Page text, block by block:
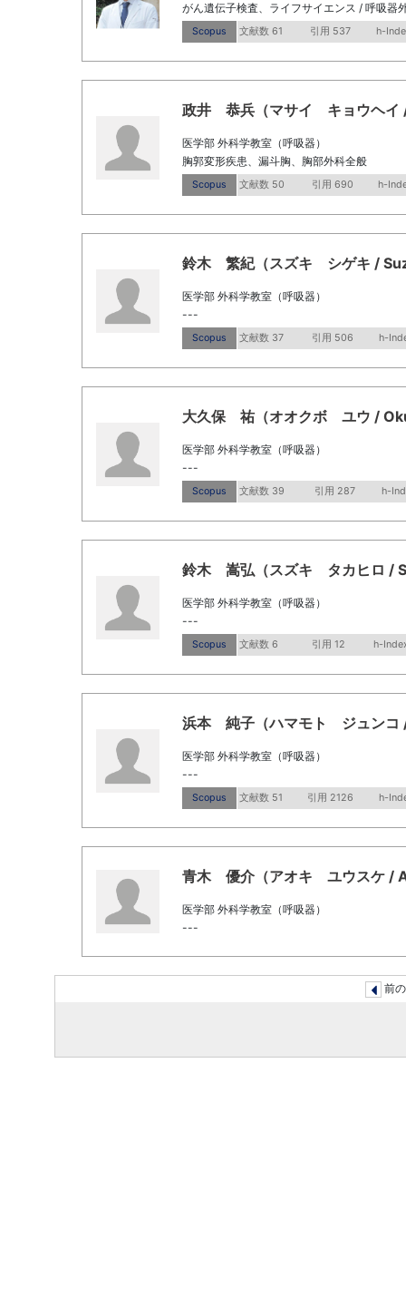
がん遺伝子検査、ライフサイエンス / 呼吸器
Scopus 文献数 61 引用 537 h-
政井 恭兵（マサイ キョウヘイ
医学部 外科学教室（呼吸器）
胸郭変形疾患、漏斗胸、胸部外科全般
Scopus 文献数 50 引用 690 h-
鈴木 繁紀（スズキ シゲキ /
医学部 外科学教室（呼吸器）
---
Scopus 文献数 37 引用 506 h-
大久保 祐（オオクボ ユウ /
医学部 外科学教室（呼吸器）
---
Scopus 文献数 39 引用 287 h-
鈴木 嵩弘（スズキ タカヒロ /
医学部 外科学教室（呼吸器）
---
Scopus 文献数 6 引用 12 h-
浜本 純子（ハマモト ジュンコ
医学部 外科学教室（呼吸器）
---
Scopus 文献数 51 引用 2126 h-
青木 優介（アオキ ユウスケ /
医学部 外科学教室（呼吸器）
---
前